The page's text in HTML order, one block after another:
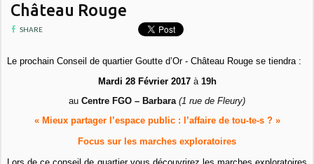
Château Rouge
SHARE
Le prochain Conseil de quartier Goutte d’Or - Château Rouge se tiendra :
Mardi 28 Février 2017 à 19h
au Centre FGO – Barbara (1 rue de Fleury)
« Mieux partager l’espace public : l’affaire de tou-te-s ? »
Focus sur les marches exploratoires